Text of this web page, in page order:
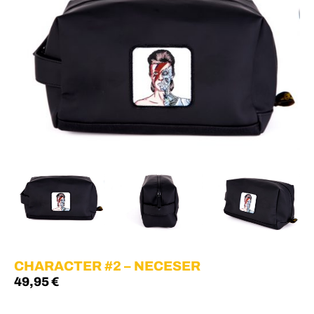
CHARACTER #2 – NECESER
49,95€